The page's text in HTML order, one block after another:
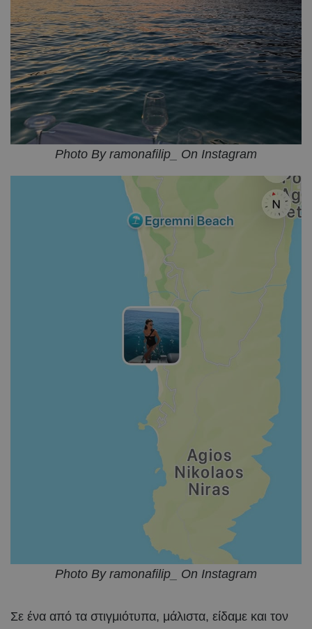
Photo By ramonafilip_ On Instagram
Photo By ramonafilip_ On Instagram
Σε ένα από τα στιγμιότυπα, μάλιστα, είδαμε και τον